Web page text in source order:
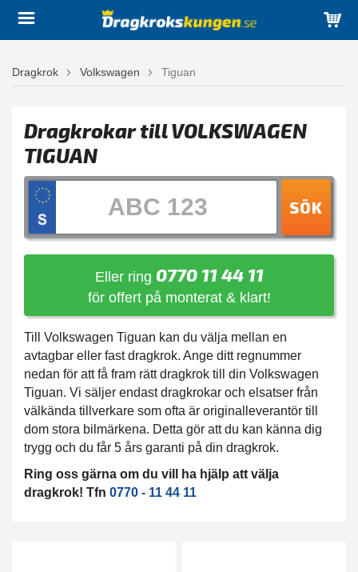
Dragkrok Volkswagen Tiguan
Dragkrokar till VOLKSWAGEN
TIGUAN
SÖK
Eller ring 0770 11 44 11
för offert på monterat & klart!
Till Volkswagen Tiguan kan du välja mellan en
avtagbar eller fast dragkrok. Ange ditt regnummer
nedan för att få fram rätt dragkrok till din Volkswagen
Tiguan. Vi säljer endast dragkrokar och elsatser från
välkända tillverkare som ofta är originalleverantör till
dom stora bilmärkena. Detta gör att du kan känna dig
trygg och du får 5 års garanti på din dragkrok.
Ring oss gärna om du vill ha hjälp att välja
dragkrok! Tfn 0770 - 11 44 11